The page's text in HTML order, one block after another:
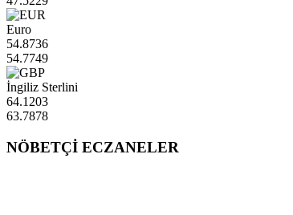
Euro
54.8736
54.7749
İngiliz Sterlini
64.1203
63.7878
NÖBETÇİ ECZANELER